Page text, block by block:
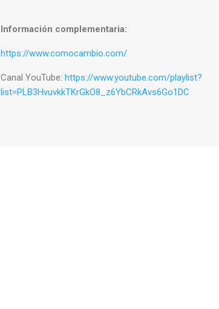
Información complementaria:
https://www.comocambio.com/
Canal YouTube: https://www.youtube.com/playlist?
list=PLB3HvuvkkTKrGkO8_z6YbCRkAvs6Go1DC